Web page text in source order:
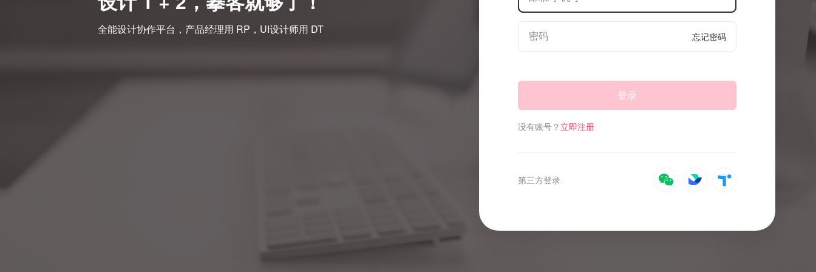
全能设计协作平台，产品经理用 RP，UI设计师用 DT
忘记密码
登录
没有账号？ 立即注册
第三方登录